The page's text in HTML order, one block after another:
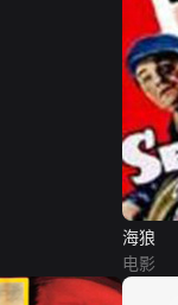
海狼
电影